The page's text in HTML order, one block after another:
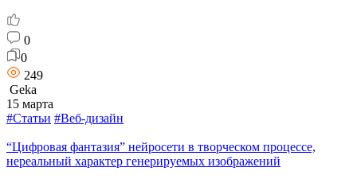
0
0
249
Geka
15 марта
#Статьи #Веб-дизайн
“Цифровая фантазия” нейросети в творческом процессе,
нереальный характер генерируемых изображений